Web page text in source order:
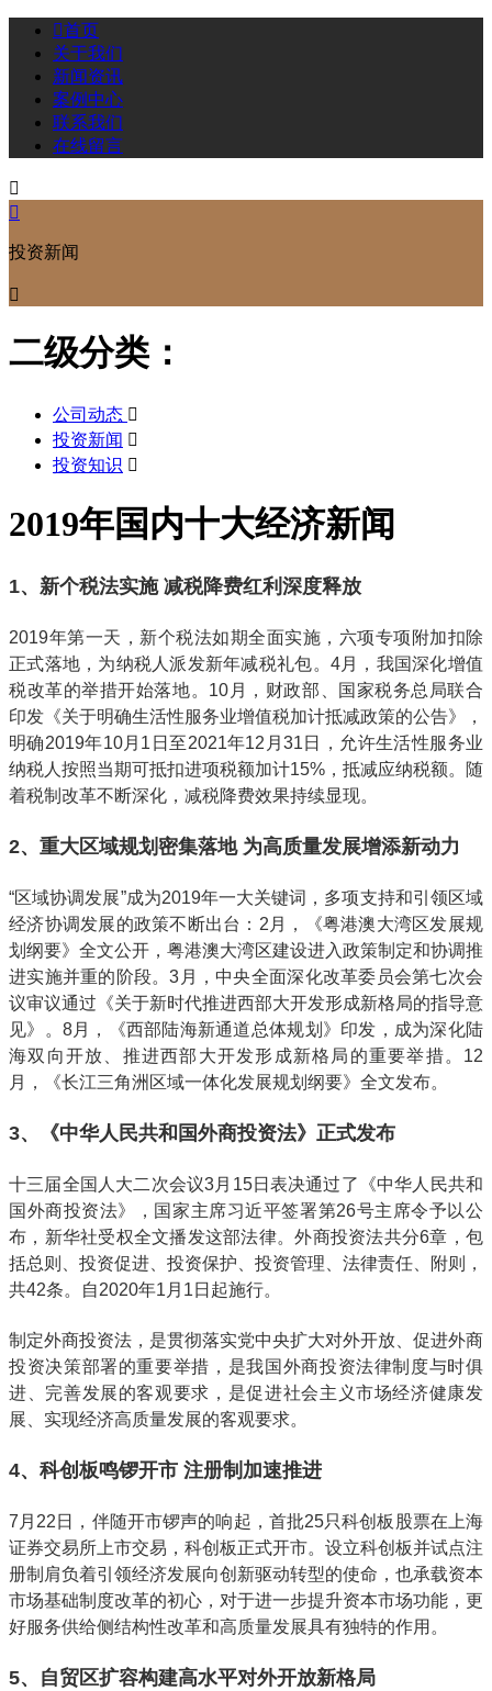
首页
关于我们
新闻资讯
案例中心
联系我们
在线留言


投资新闻

二级分类：
公司动态 
投资新闻 
投资知识 
2019年国内十大经济新闻
1、新个税法实施 减税降费红利深度释放
2019年第一天，新个税法如期全面实施，六项专项附加扣除
正式落地，为纳税人派发新年减税礼包。4月，我国深化增值
税改革的举措开始落地。10月，财政部、国家税务总局联合
印发《关于明确生活性服务业增值税加计抵减政策的公告》，
明确2019年10月1日至2021年12月31日，允许生活性服务业
纳税人按照当期可抵扣进项税额加计15%，抵减应纳税额。随
着税制改革不断深化，减税降费效果持续显现。
2、重大区域规划密集落地 为高质量发展增添新动力
“区域协调发展”成为2019年一大关键词，多项支持和引领区域
经济协调发展的政策不断出台：2月，《粤港澳大湾区发展规
划纲要》全文公开，粤港澳大湾区建设进入政策制定和协调推
进实施并重的阶段。3月，中央全面深化改革委员会第七次会
议审议通过《关于新时代推进西部大开发形成新格局的指导意
见》。8月，《西部陆海新通道总体规划》印发，成为深化陆
海双向开放、推进西部大开发形成新格局的重要举措。12
月，《长江三角洲区域一体化发展规划纲要》全文发布。
3、《中华人民共和国外商投资法》正式发布
十三届全国人大二次会议3月15日表决通过了《中华人民共和
国外商投资法》，国家主席习近平签署第26号主席令予以公
布，新华社受权全文播发这部法律。外商投资法共分6章，包
括总则、投资促进、投资保护、投资管理、法律责任、附则，
共42条。自2020年1月1日起施行。
制定外商投资法，是贯彻落实党中央扩大对外开放、促进外商
投资决策部署的重要举措，是我国外商投资法律制度与时俱
进、完善发展的客观要求，是促进社会主义市场经济健康发
展、实现经济高质量发展的客观要求。
4、科创板鸣锣开市 注册制加速推进
7月22日，伴随开市锣声的响起，首批25只科创板股票在上海
证券交易所上市交易，科创板正式开市。设立科创板并试点注
册制肩负着引领经济发展向创新驱动转型的使命，也承载资本
市场基础制度改革的初心，对于进一步提升资本市场功能，更
好服务供给侧结构性改革和高质量发展具有独特的作用。
5、自贸区扩容构建高水平对外开放新格局